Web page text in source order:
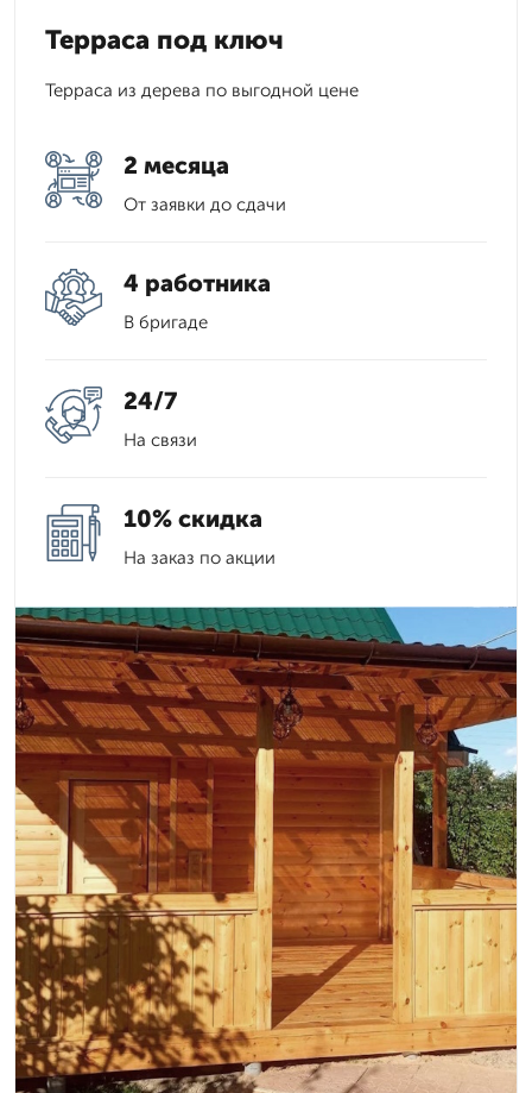
Терраса под ключ
Терраса из дерева по выгодной цене
2 месяца
От заявки до сдачи
4 работника
В бригаде
24/7
На связи
10% скидка
На заказ по акции